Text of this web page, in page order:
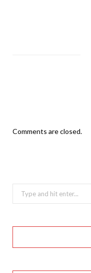
Comments are closed.
Search
for: